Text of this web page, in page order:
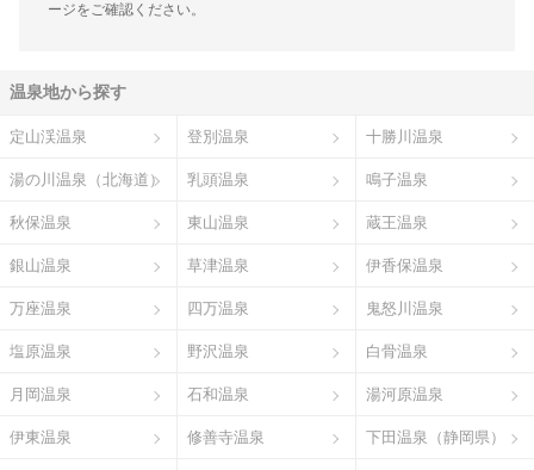
ージをご確認ください。
温泉地から探す
定山渓温泉 登別温泉 十勝川温泉
湯の川温泉（北海道） 乳頭温泉 鳴子温泉
秋保温泉 東山温泉 蔵王温泉
銀山温泉 草津温泉 伊香保温泉
万座温泉 四万温泉 鬼怒川温泉
塩原温泉 野沢温泉 白骨温泉
月岡温泉 石和温泉 湯河原温泉
伊東温泉 修善寺温泉 下田温泉（静岡県）